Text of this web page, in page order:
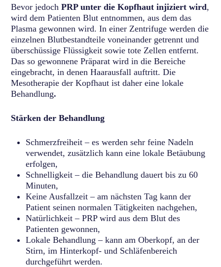
Bevor jedochPRP unter die Kopfhaut injiziert wird,
wird dem Patienten Blut entnommen, aus dem das
Plasma gewonnen wird. In einer Zentrifuge werden die
einzelnen Blutbestandteile voneinander getrennt und
überschüssige Flüssigkeit sowie tote Zellen entfernt.
Das so gewonnene Präparat wird in die Bereiche
eingebracht, in denen Haarausfall auftritt. Die
Mesotherapie der Kopfhaut ist daher eine lokale
Behandlung.
Stärken der Behandlung
Schmerzfreiheit – es werden sehr feine Nadeln
verwendet, zusätzlich kann eine lokale Betäubung
erfolgen,
Schnelligkeit – die Behandlung dauert bis zu 60
Minuten,
Keine Ausfallzeit – am nächsten Tag kann der
Patient seinen normalen Tätigkeiten nachgehen,
Natürlichkeit – PRP wird aus dem Blut des
Patienten gewonnen,
Lokale Behandlung – kann am Oberkopf, an der
Stirn, im Hinterkopf- und Schläfenbereich
durchgeführt werden.